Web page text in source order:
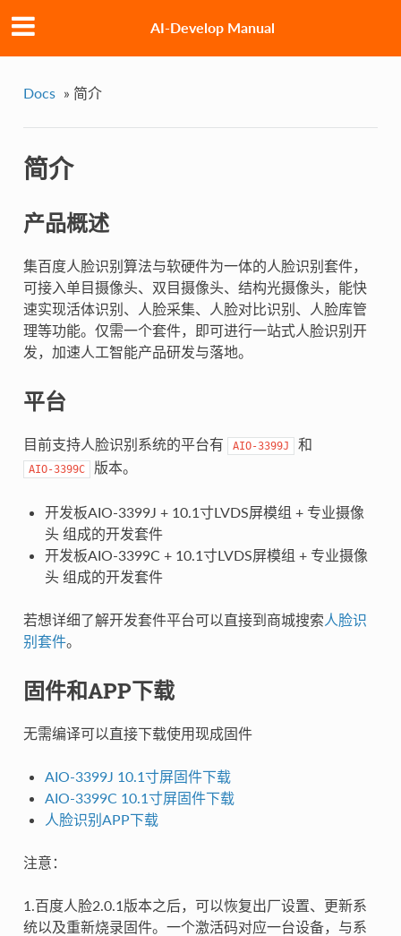
AI-Develop Manual
Docs » 简介
简介
产品概述
集百度人脸识别算法与软硬件为一体的人脸识别套件，
可接入单目摄像头、双目摄像头、结构光摄像头，能快
速实现活体识别、人脸采集、人脸对比识别、人脸库管
理等功能。仅需一个套件，即可进行一站式人脸识别开
发，加速人工智能产品研发与落地。
平台
目前支持人脸识别系统的平台有 AIO-3399J 和
AIO-3399C 版本。
开发板AIO-3399J + 10.1寸LVDS屏模组 + 专业摄像
头 组成的开发套件
开发板AIO-3399C + 10.1寸LVDS屏模组 + 专业摄像
头 组成的开发套件
若想详细了解开发套件平台可以直接到商城搜索人脸识
别套件。
固件和APP下载
无需编译可以直接下载使用现成固件
AIO-3399J 10.1寸屏固件下载
AIO-3399C 10.1寸屏固件下载
人脸识别APP下载
注意：
1.百度人脸2.0.1版本之后，可以恢复出厂设置、更新系
统以及重新烧录固件。一个激活码对应一台设备，与系